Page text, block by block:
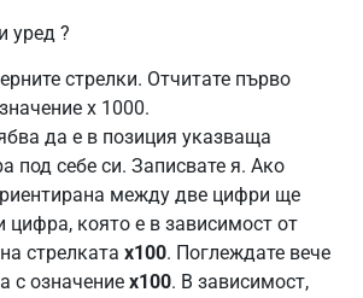
уред ?
стрелки. Отчитате първо
х 1000.
да е в позиция указваща
под себе си. Записвате я. Ако
между две цифри ще
цифра, която е в зависимост от
стрелката х100. Поглеждате вече
с означение х100. В зависимост,